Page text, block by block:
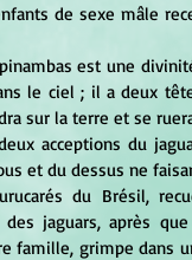
de sexe mâle
est une
le ciel ; il a deux
sur la terre et se
du Brésil,
des jaguars, après
famille, grimpe dans